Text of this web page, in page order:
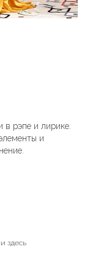
в рэпе и лирике.
и
здесь